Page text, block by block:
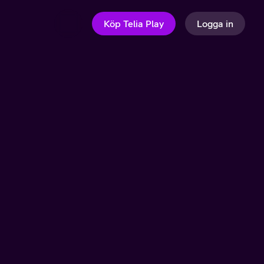
Köp Telia Play Logga in